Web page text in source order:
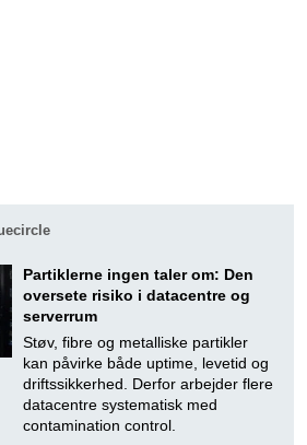
Partiklerne ingen taler om: Den
oversete risiko i datacentre og
serverrum
Støv, fibre og metalliske partikler
kan påvirke både uptime, levetid og
driftssikkerhed. Derfor arbejder flere
datacentre systematisk med
contamination control.